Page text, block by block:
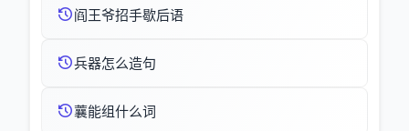
阎王爷招手歇后语
兵器怎么造句
蘘能组什么词